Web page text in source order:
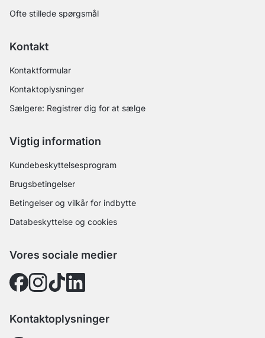
Ofte stillede spørgsmål
Kontakt
Kontaktformular
Kontaktoplysninger
Sælgere: Registrer dig for at sælge
Vigtig information
Kundebeskyttelsesprogram
Brugsbetingelser
Betingelser og vilkår for indbytte
Databeskyttelse og cookies
Vores sociale medier
Kontaktoplysninger